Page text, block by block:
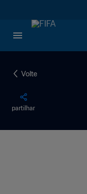
Volte
partilhar